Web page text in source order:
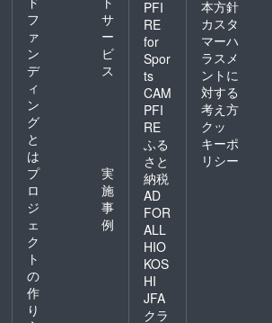
。一つひ
のような
られてい
が切れる
の入荷ま
だくこと
す。手作
にした瞬
さ。 ぜ
なたのポ
てくださ
漆黒・鉛
フ
ァ
ン
デ
ィ
ン
グ
と
は
サ
ー
ビ
ス
プ
ロ
ジ
ェ
ク
ト
の
作
り
実
施
事
例
PFI
RE
for
Spor
ts
CAM
PFI
RE
ふる
さと
納税
AD
FOR
ALL
HIO
KOS
HI
JFA
クラ
本方針
カスタ
マーハ
ラスメ
ントに
対する
考え方
クッ
キーポ
リシー